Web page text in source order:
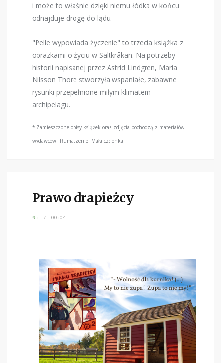
i może to właśnie dzięki niemu łódka w końcu
odnajduje drogę do lądu.
"Pelle wypowiada życzenie" to trzecia książka z
obrazkami o życiu w Saltkråkan. Na potrzeby
historii napisanej przez Astrid Lindgren, Maria
Nilsson Thore stworzyła wspaniałe, zabawne
rysunki przepełnione miłym klimatem
archipelagu.
* Zamieszczone opisy książek oraz zdjęcia pochodzą z materiałów
wydawców. Tłumaczenie: Mała czcionka.
Prawo drapieżcy
9+ 00:04